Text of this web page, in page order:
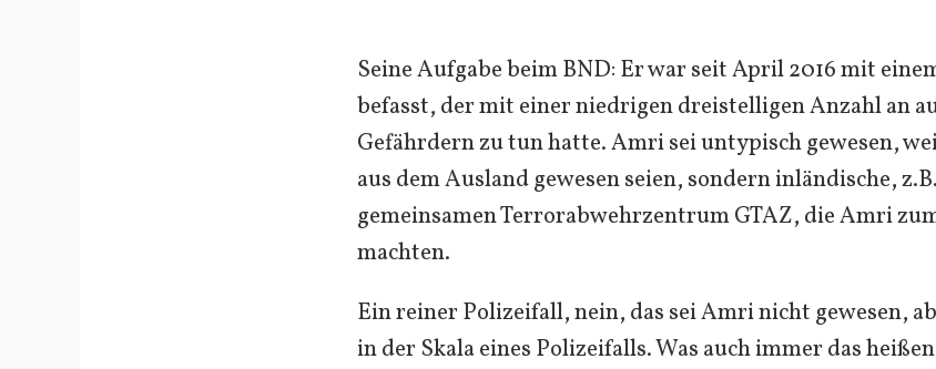
Seine Aufgabe beim BND: Er war seit April 2016 mit
befasst, der mit einer niedrigen dreistelligen Anzahl an
Gefährdern zu tun hatte. Amri sei untypisch gewesen,
aus dem Ausland gewesen seien, sondern inländische,
gemeinsamen Terrorabwehrzentrum GTAZ, die Amri
machten.
Ein reiner Polizeifall, nein, das sei Amri nicht gewesen,
in der Skala eines Polizeifalls. Was auch immer das